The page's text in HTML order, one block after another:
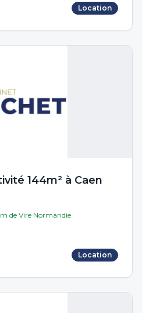
Location
144m² à Caen
de Vire Normandie
Location